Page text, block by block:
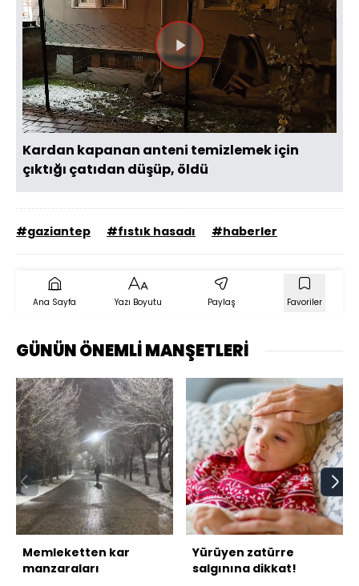
Videoyu
Oynat
Kardan kapanan anteni temizlemek için
çıktığı çatıdan düşüp, öldü
#gaziantep #fıstık hasadı #haberler
Ana Sayfa Yazı Boyutu Paylaş Favoriler
GÜNÜN ÖNEMLİ MANŞETLERİ
Memleketten kar
manzaraları
Yürüyen zatürre
salgınına dikkat!